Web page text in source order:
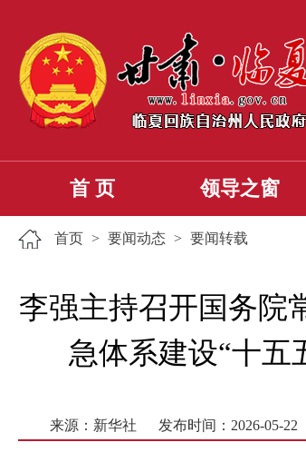
首 页 领导之窗
首页 > 要闻动态 > 要闻转载
李强主持召开国务院
急体系建设“十五
来源：新华社 发布时间：2026-05-22